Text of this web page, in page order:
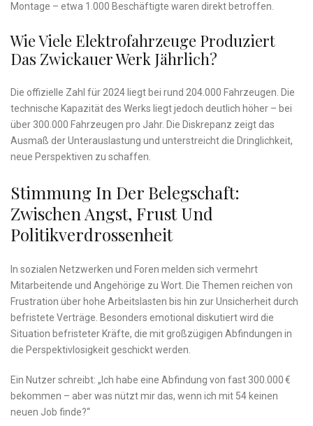
Montage – etwa 1.000 Beschäftigte waren direkt betroffen.
Wie Viele Elektrofahrzeuge Produziert
Das Zwickauer Werk Jährlich?
Die offizielle Zahl für 2024 liegt bei rund 204.000 Fahrzeugen. Die
technische Kapazität des Werks liegt jedoch deutlich höher – bei
über 300.000 Fahrzeugen pro Jahr. Die Diskrepanz zeigt das
Ausmaß der Unterauslastung und unterstreicht die Dringlichkeit,
neue Perspektiven zu schaffen.
Stimmung In Der Belegschaft:
Zwischen Angst, Frust Und
Politikverdrossenheit
In sozialen Netzwerken und Foren melden sich vermehrt
Mitarbeitende und Angehörige zu Wort. Die Themen reichen von
Frustration über hohe Arbeitslasten bis hin zur Unsicherheit durch
befristete Verträge. Besonders emotional diskutiert wird die
Situation befristeter Kräfte, die mit großzügigen Abfindungen in
die Perspektivlosigkeit geschickt werden.
Ein Nutzer schreibt: „Ich habe eine Abfindung von fast 300.000 €
bekommen – aber was nützt mir das, wenn ich mit 54 keinen
neuen Job finde?“